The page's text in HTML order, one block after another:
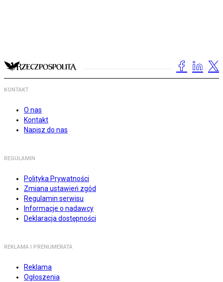
KONTAKT
O nas
Kontakt
Napisz do nas
REGULAMIN
Polityka Prywatności
Zmiana ustawień zgód
Regulamin serwisu
Informacje o nadawcy
Deklaracja dostępności
REKLAMA I PRENUMERATA
Reklama
Ogłoszenia